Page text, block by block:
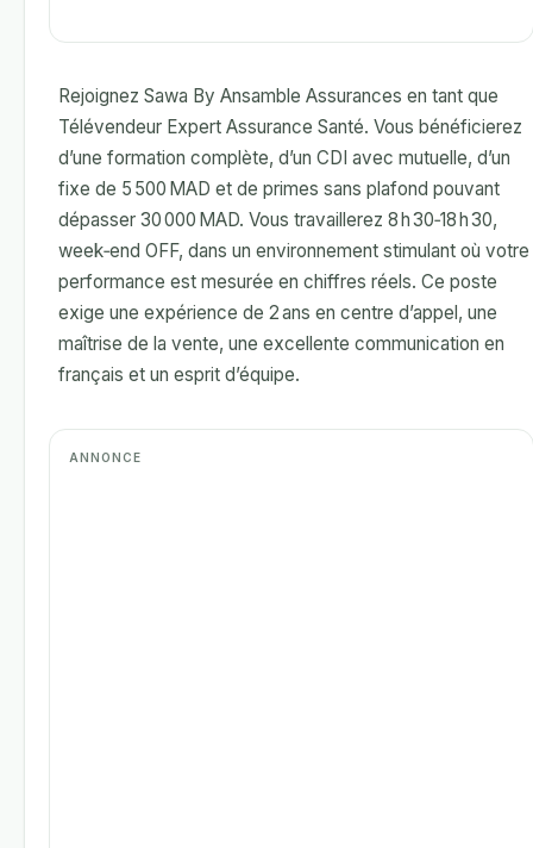
Rejoignez Sawa By Ansamble Assurances en tant que
Télévendeur Expert Assurance Santé. Vous bénéficierez
d’une formation complète, d’un CDI avec mutuelle, d’un
fixe de 5 500 MAD et de primes sans plafond pouvant
dépasser 30 000 MAD. Vous travaillerez 8 h 30‑18 h 30,
week‑end OFF, dans un environnement stimulant où votre
performance est mesurée en chiffres réels. Ce poste
exige une expérience de 2 ans en centre d’appel, une
maîtrise de la vente, une excellente communication en
français et un esprit d’équipe.